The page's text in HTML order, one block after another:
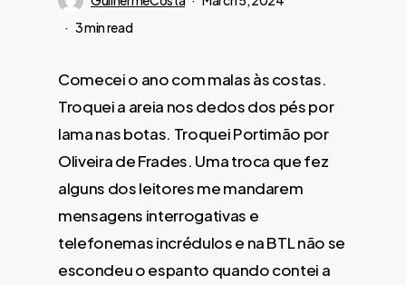
3 min read
Comecei o ano com malas às costas.
Troquei a areia nos dedos dos pés por
lama nas botas. Troquei Portimão por
Oliveira de Frades. Uma troca que fez
alguns dos leitores me mandarem
mensagens interrogativas e
telefonemas incrédulos e na BTL não se
escondeu o espanto quando contei a